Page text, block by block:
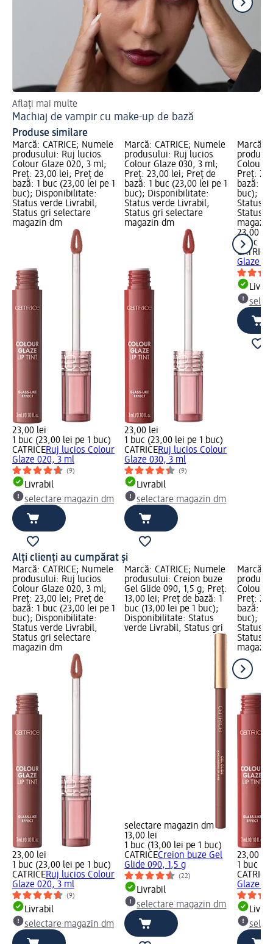
Aflați mai multe
Machiaj de vampir cu make-up de bază
Produse similare
Marcă: CATRICE; Numele
produsului: Ruj lucios
Colour Glaze 020, 3 ml;
Preț: 23,00 lei; Preț de
bază: 1 buc (23,00 lei pe 1
buc); Disponibilitate:
Status verde Livrabil,
Status gri selectare
magazin dm
23,00 lei
1 buc (23,00 lei pe 1 buc)
CATRICERuj lucios Colour
Glaze 020, 3 ml
(9)
Livrabil
selectare magazin dm
Marcă: CATRICE; Numele
produsului: Ruj lucios
Colour Glaze 030, 3 ml;
Preț: 23,00 lei; Preț de
bază: 1 buc (23,00 lei pe 1
buc); Disponibilitate:
Status verde Livrabil,
Status gri selectare
magazin dm
23,00 lei
1 buc (23,00 lei pe 1 buc)
CATRICERuj lucios Colour
Glaze 030, 3 ml
(9)
Livrabil
selectare magazin dm
Marcă:
Colour
Preț:
bază: 1
buc);
Status
Status
23,00 lei
1 buc
CATRICE
Glaze
Alți clienți au cumpărat și
Marcă: CATRICE; Numele
produsului: Ruj lucios
Colour Glaze 020, 3 ml;
Preț: 23,00 lei; Preț de
bază: 1 buc (23,00 lei pe 1
buc); Disponibilitate:
Status verde Livrabil,
Status gri selectare
magazin dm
23,00 lei
1 buc (23,00 lei pe 1 buc)
CATRICERuj lucios Colour
Glaze 020, 3 ml
(9)
Livrabil
selectare magazin dm
Marcă: CATRICE; Numele
produsului: Creion buze
Gel Glide 090, 1,5 g; Preț:
13,00 lei; Preț de bază: 1
buc (13,00 lei pe 1 buc);
Disponibilitate: Status
verde Livrabil, Status gri
selectare magazin dm
13,00 lei
1 buc (13,00 lei pe 1 buc)
CATRICECreion buze Gel
Glide 090, 1,5 g
(22)
Livrabil
selectare magazin dm
Marcă:
Colour
Preț:
bază: 1
buc);
Status
Status
23,00 lei
1 buc
CATRICE
Glaze